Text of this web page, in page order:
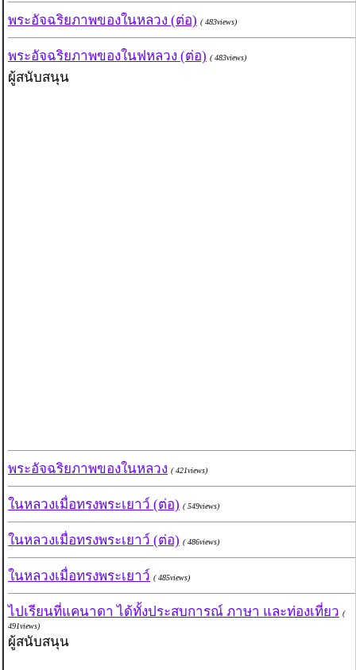
พระอัจฉริยภาพของในหลวง (ต่อ) ( 483views)
พระอัจฉริยภาพของในฟหลวง (ต่อ) ( 483views)
ผู้สนับสนุน
พระอัจฉริยภาพของในหลวง ( 421views)
ในหลวงเมื่อทรงพระเยาว์ (ต่อ) ( 549views)
ในหลวงเมื่อทรงพระเยาว์ (ต่อ) ( 486views)
ในหลวงเมื่อทรงพระเยาว์ ( 485views)
ไปเรียนที่แคนาดา ได้ทั้งประสบการณ์ ภาษา และท่องเที่ยว (
491views)
ผู้สนับสนุน